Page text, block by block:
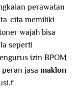
perawatan
cita memiliki
wajah bisa
seperti
izin BPOM
jasa maklon